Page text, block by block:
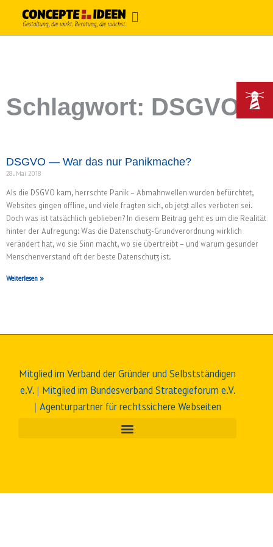
Schlagwort: DSGVO
DSGVO — War das nur Panikmache?
28. Mai 2018
Als die DSGVO kam, herrschte Panik – Abmahnwellen wurden befürchtet,
Websites gingen offline, und viele fragten sich, ob jetzt alles verboten sei.
Doch was ist tatsächlich geblieben? In diesem Beitrag geht es um die Realität
hinter der Aufregung: Was die Datenschutz-Grundverordnung wirklich
verändert hat, wo sie Sinn macht, wo sie übertreibt – und warum gesunder
Menschenverstand oft der beste Datenschutz ist.
Weiterlesen »
Mitglied im Verband der Gründer und Selbstständigen
e.V.| Mitglied im Bundesverband Strategieforum e.V.
| Agenturpartner für rechtssichere Webseiten